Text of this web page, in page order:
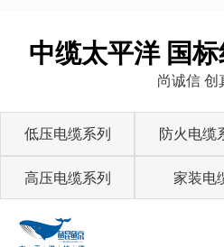
中缆太平洋 国
尚诚信 创
低压电缆系列 防火电缆
高压电缆系列 家装电